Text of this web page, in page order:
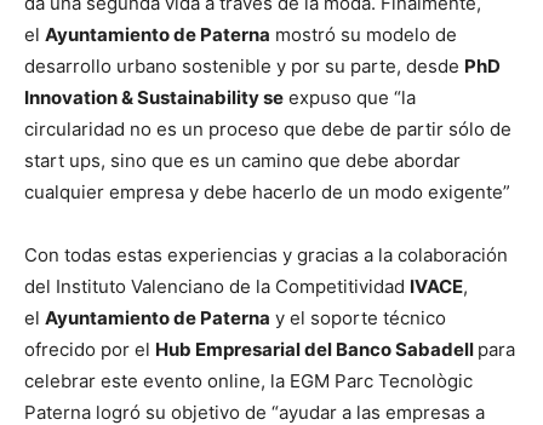
el Ayuntamiento de Paterna mostró su modelo de
desarrollo urbano sostenible y por su parte, desde PhD
Innovation & Sustainability se expuso que “la
circularidad no es un proceso que debe de partir sólo de
start ups, sino que es un camino que debe abordar
cualquier empresa y debe hacerlo de un modo exigente”
Con todas estas experiencias y gracias a la colaboración
del Instituto Valenciano de la Competitividad IVACE,
el Ayuntamiento de Paterna y el soporte técnico
ofrecido por el Hub Empresarial del Banco Sabadell para
celebrar este evento online, la EGM Parc Tecnològic
Paterna logró su objetivo de “ayudar a las empresas a